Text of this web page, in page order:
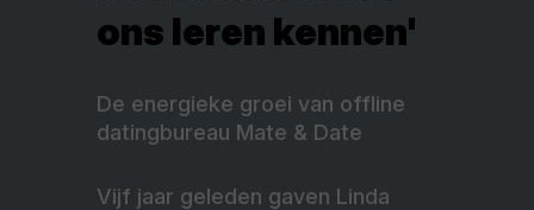
ons leren kennen'
De energieke groei van offline
datingbureau Mate & Date
Vijf jaar geleden gaven Linda